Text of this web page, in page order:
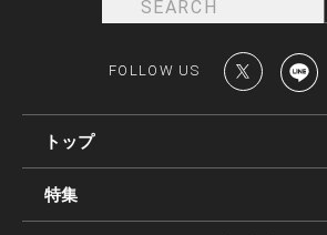
FOLLOW US
トップ
特集